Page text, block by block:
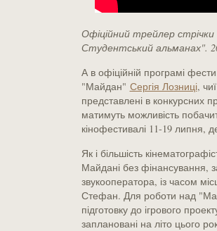
Офіційний трейлер
Студентський альманах".
А в офіційній програмі
"Майдан" Сергія Лозниці,
представлені в конкурсних
матимуть можливість
кінофестивалі 11-19 липня,
Як і більшість
Майдані без фінансування,
звукооператора, із часом
Стефан. Для роботи над
підготовку до ігрового
заплановані на літо цього